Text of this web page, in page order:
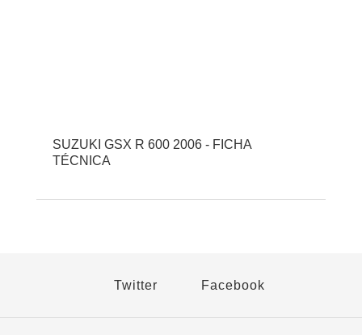
SUZUKI GSX R 600 2006 - FICHA
TÉCNICA
Twitter Facebook